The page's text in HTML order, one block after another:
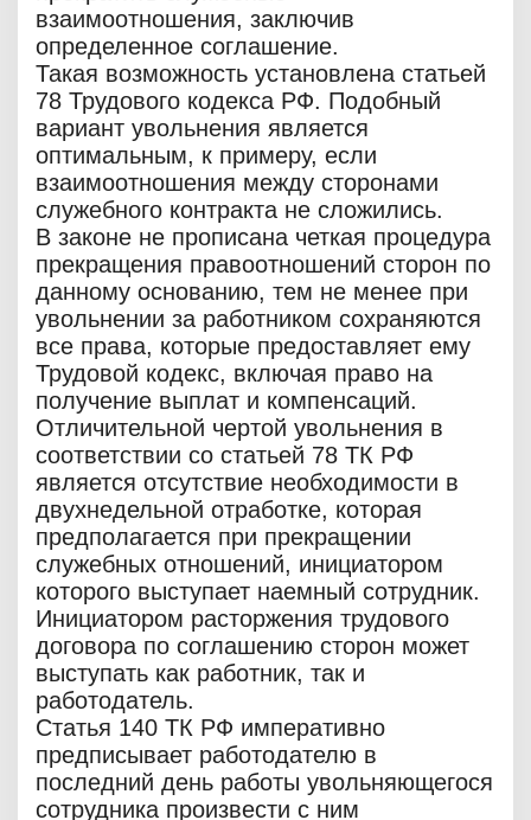
взаимоотношения, заключив
определенное соглашение.
Такая возможность установлена статьей
78 Трудового кодекса РФ. Подобный
вариант увольнения является
оптимальным, к примеру, если
взаимоотношения между сторонами
служебного контракта не сложились.
В законе не прописана четкая процедура
прекращения правоотношений сторон по
данному основанию, тем не менее при
увольнении за работником сохраняются
все права, которые предоставляет ему
Трудовой кодекс, включая право на
получение выплат и компенсаций.
Отличительной чертой увольнения в
соответствии со статьей 78 ТК РФ
является отсутствие необходимости в
двухнедельной отработке, которая
предполагается при прекращении
служебных отношений, инициатором
которого выступает наемный сотрудник.
Инициатором расторжения трудового
договора по соглашению сторон может
выступать как работник, так и
работодатель.
Статья 140 ТК РФ императивно
предписывает работодателю в
последний день работы увольняющегося
сотрудника произвести с ним